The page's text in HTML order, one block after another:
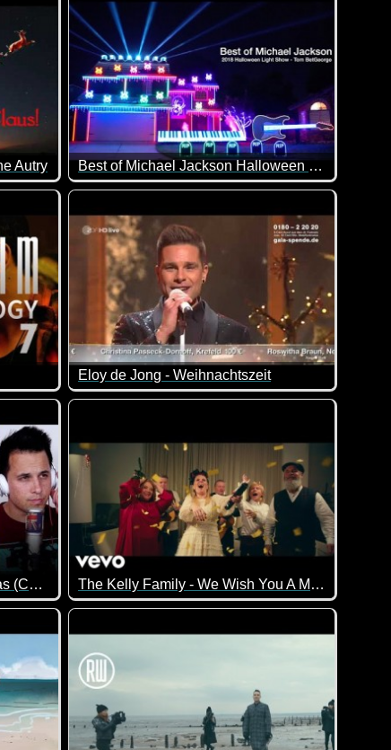
Autry Best of Michael Jackson Halloween Light Show 2018
Jahres 2017!
Eloy de Jong - Weihnachtszeit
George Michael - Last Christmas (Continuum Cover)
The Kelly Family - We Wish You A Merry Christmas